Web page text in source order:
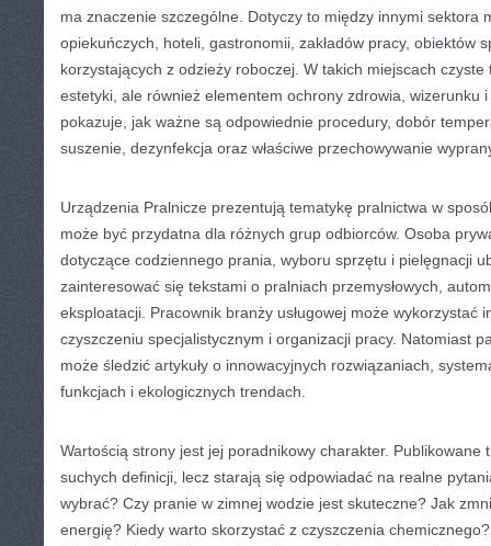
ma znaczenie szczególne. Dotyczy to między innymi sektora
opiekuńczych, hoteli, gastronomii, zakładów pracy, obiektów
korzystających z odzieży roboczej. W takich miejscach
estetyki, ale również elementem ochrony zdrowia, wizerunku
pokazuje, jak ważne są odpowiednie procedury, dobór
suszenie, dezynfekcja oraz właściwe przechowywanie
Urządzenia Pralnicze prezentują tematykę pralnictwa w
może być przydatna dla różnych grup odbiorców. Osoba
dotyczące codziennego prania, wyboru sprzętu i pielęgnacji
zainteresować się tekstami o pralniach przemysłowych,
eksploatacji. Pracownik branży usługowej może wykorzystać
czyszczeniu specjalistycznym i organizacji pracy. Natomiast
może śledzić artykuły o innowacyjnych rozwiązaniach,
funkcjach i ekologicznych trendach.
Wartością strony jest jej poradnikowy charakter. Publikowane
suchych definicji, lecz starają się odpowiadać na realne
wybrać? Czy pranie w zimnej wodzie jest skuteczne? Jak
energię? Kiedy warto skorzystać z czyszczenia